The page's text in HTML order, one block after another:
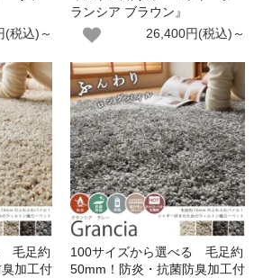
(税込)～
ランシア ブラウン』
26,400円(税込)～
毛足約
加工付
100サイズから選べる 毛足約
50mm！防炎・抗菌防臭加工付